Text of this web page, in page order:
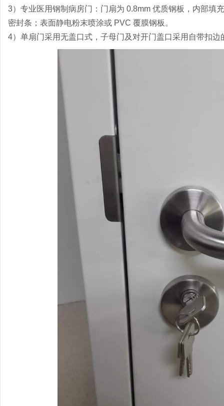
3）专业医用钢制病房门：门扇为 0.8mm 优质钢板，内部填
密封条；表面静电粉末喷涂或 PVC 覆膜钢板。
4）单扇门采用无盖口式，子母门及对开门盖口采用自带扣